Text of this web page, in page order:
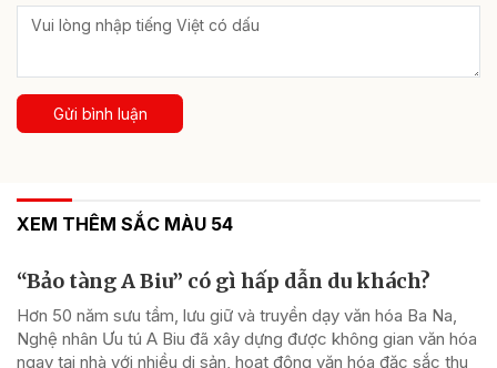
Gửi bình luận
XEM THÊM SẮC MÀU 54
“Bảo tàng A Biu” có gì hấp dẫn du khách?
Hơn 50 năm sưu tầm, lưu giữ và truyền dạy văn hóa Ba Na,
Nghệ nhân Ưu tú A Biu đã xây dựng được không gian văn hóa
ngay tại nhà với nhiều di sản, hoạt động văn hóa đặc sắc thu